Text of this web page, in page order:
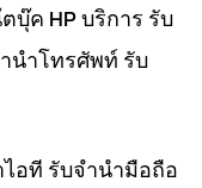
บุ๊ค HP บริการ รับ
นำโทรศัพท์ รับ
อที รับจำนำมือถือ